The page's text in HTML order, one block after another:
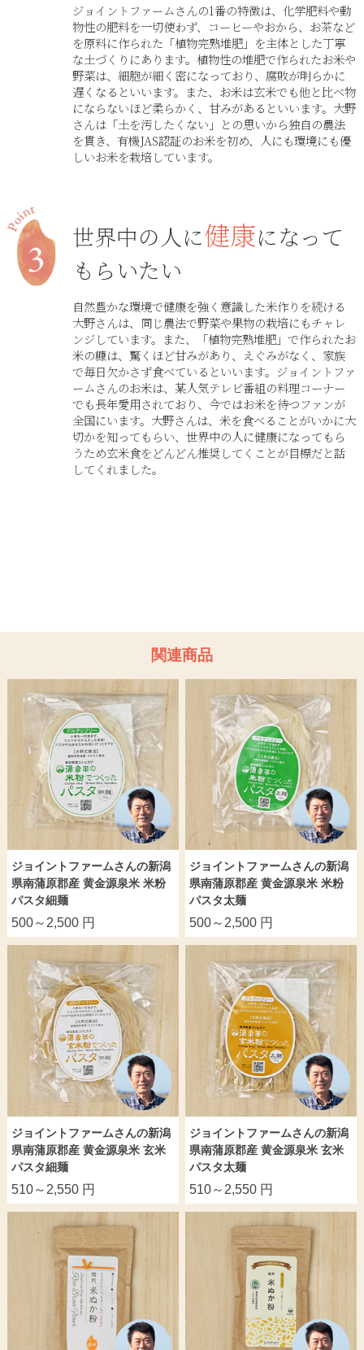
ジョイントファームさんの1番の特徴は、化学肥料や動
物性の肥料を一切使わず、コーヒーやおから、お茶など
を原料に作られた「植物完熟堆肥」を主体とした丁寧
な土づくりにあります。植物性の堆肥で作られたお米や
野菜は、細胞が細く密になっており、腐敗が明らかに
遅くなるといいます。また、お米は玄米でも他と比べ物
にならないほど柔らかく、甘みがあるといいます。大野
さんは「土を汚したくない」との思いから独自の農法
を貫き、有機JAS認証のお米を初め、人にも環境にも優
しいお米を栽培しています。
世界中の人に健康になって
もらいたい
自然豊かな環境で健康を強く意識した米作りを続ける
大野さんは、同じ農法で野菜や果物の栽培にもチャレ
ンジしています。また、「植物完熟堆肥」で作られたお
米の糠は、驚くほど甘みがあり、えぐみがなく、家族
で毎日欠かさず食べているといいます。ジョイントファ
ームさんのお米は、某人気テレビ番組の料理コーナー
でも長年愛用されており、今ではお米を待つファンが
全国にいます。大野さんは、米を食べることがいかに大
切かを知ってもらい、世界中の人に健康になってもら
うため玄米食をどんどん推奨してくことが目標だと話
してくれました。
関連商品
ジョイントファームさんの新潟
県南蒲原郡産 黄金源泉米 米粉
パスタ細麺
500～2,500 円
ジョイントファームさんの新潟
県南蒲原郡産 黄金源泉米 米粉
パスタ太麺
500～2,500 円
ジョイントファームさんの新潟
県南蒲原郡産 黄金源泉米 玄米
パスタ細麺
510～2,550 円
ジョイントファームさんの新潟
県南蒲原郡産 黄金源泉米 玄米
パスタ太麺
510～2,550 円